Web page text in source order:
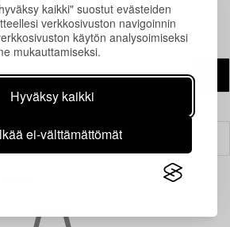
kaikki" suostut evästeiden
verkkosivuston navigoinnin
käytön analysoimiseksi
mukauttamiseksi.
Hyväksy kaikki
ei-välttämättömät
Suodatin